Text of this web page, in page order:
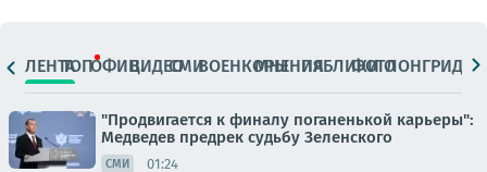
ЛЕНТАТОПОФИЦ.ВИДЕОСМИВОЕНКОРЫМНЕНИЯПАБЛИКИ
ФОТОЛОНГРИДЫ
"Продвигается к финалу поганенькой карьеры":
Медведев предрек судьбу Зеленского
СМИ 01:24